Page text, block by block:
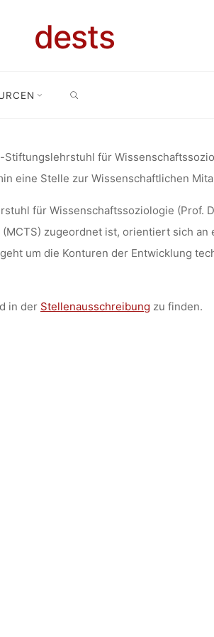
dests
IN AM
Friedrich Schiedel-Stiftungslehrstuhl für
Stiftungslehrstuhl für
eine Stelle zur Wissenschaftlichen
für Wissenschaftssoziologie (Prof.
zugeordnet ist, orientiert sich
um die Konturen der Entwicklung
in der Stellenausschreibung zu finden.